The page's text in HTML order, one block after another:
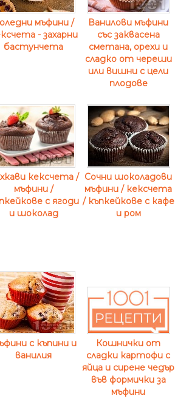
мъфини /
- захарни
бастунчета
Ванилови мъфини
със заквасена
сметана, орехи и
сладко от череши
или вишни с цели
плодове
кексчета /
мъфини /
с ягоди
и шоколад
Сочни шоколадови
мъфини / кексчета
/ къпкейкове с кафе
и ром
с къпини и
ванилия
Кошнички от
сладки картофи с
яйца и сирене чедър
във формички за
мъфини